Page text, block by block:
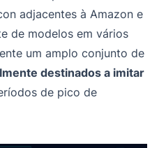
adjacentes à Amazon e
de modelos em vários
um amplo conjunto de
destinados a imitar
de pico de